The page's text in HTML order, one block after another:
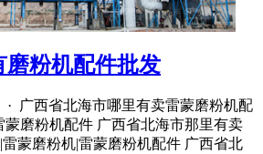
磨粉机配件批发
· 广西省北海市哪里有卖雷蒙磨粉机配
蒙磨粉机配件 广西省北海市那里有卖
蒙磨粉机|雷蒙磨粉机配件 广西省北